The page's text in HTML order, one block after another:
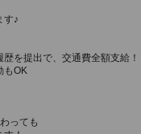
す♪
を提出で、交通費全額支給！
もOK
っても